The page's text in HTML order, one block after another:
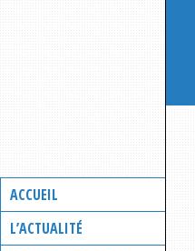
ACCUEIL
L’ACTUALITÉ